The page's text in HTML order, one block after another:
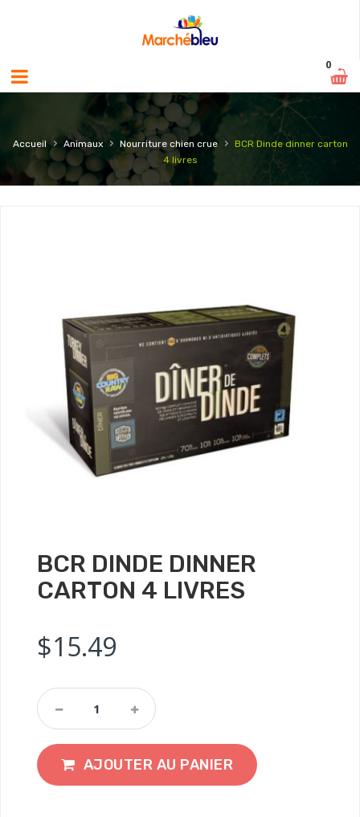
0
Accueil › Animaux › Nourriture chien crue ›
BCR Dinde dinner carton
4 livres
BCR DINDE DINNER
CARTON 4 LIVRES
$15.49
AJOUTER AU PANIER